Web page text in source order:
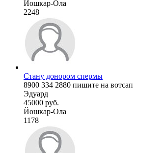
Йошкар-Ола
2248
Стану донором спермы
8900 334 2880 пишите на вотсап
Эдуард
45000 руб.
Йошкар-Ола
1178